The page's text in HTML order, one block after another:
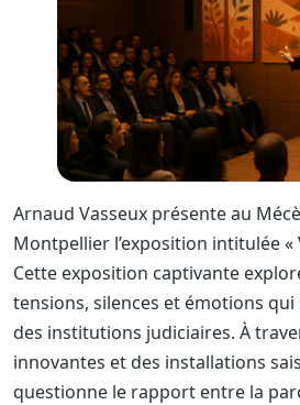
Arnaud Vasseux présente au
Montpellier l’exposition intitulée «
Cette exposition captivante
tensions, silences et émotions
des institutions judiciaires. À
innovantes et des installations
questionne le rapport entre la